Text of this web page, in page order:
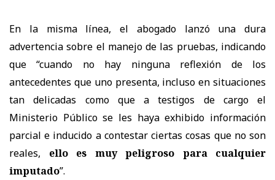
En la misma línea, el abogado lanzó una dura
advertencia sobre el manejo de las pruebas, indicando
que “cuando no hay ninguna reflexión de los
antecedentes que uno presenta, incluso en situaciones
tan delicadas como que a testigos de cargo el
Ministerio Público se les haya exhibido información
parcial e inducido a contestar ciertas cosas que no son
reales, ello es muy peligroso para cualquier
imputado”.